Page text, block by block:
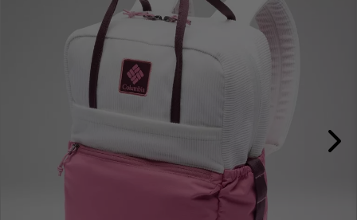
SEARCH